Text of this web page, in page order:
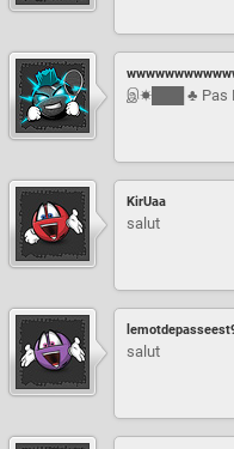
இ☀███ ♣ Pas
KirUaa
salut
salut